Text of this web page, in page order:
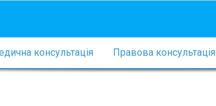
консультація Правова консультація